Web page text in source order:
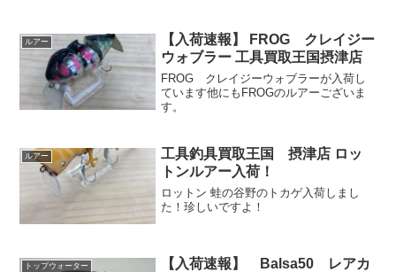
www.okoku.co.jpwww.okoku.co.jp釣具
な...
ルアー
【入荷速報】 FROG クレイジー
ウォブラー 工具買取王国摂津店
FROG クレイジーウォブラーが入荷し
ています他にもFROGのルアーございま
す。
ルアー
工具釣具買取王国 摂津店 ロッ
トンルアー入荷！
ロットン 蛙の谷野のトカゲ入荷しまし
た！珍しいですよ！
トップウォーター
【入荷速報】 Balsa50 レアカ